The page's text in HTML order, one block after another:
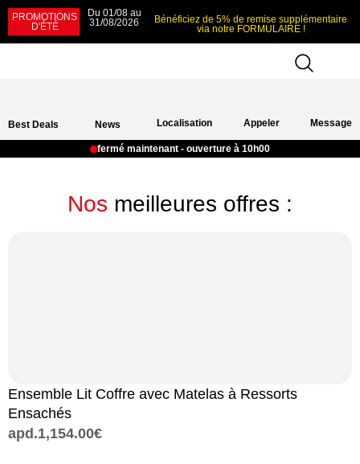
PROMOTIONS
D'ÉTÉ
Du 01/08 au
31/08/2026
Bénéficiez de 5% de remise supplémentaire
via notre FORMULAIRE !
Best Deals News Localisation Appeler Message
fermé maintenant - ouverture à 10h00
Nos meilleures offres :
Ensemble Lit Coffre avec Matelas à Ressorts
Ensachés
apd.1,154.00€